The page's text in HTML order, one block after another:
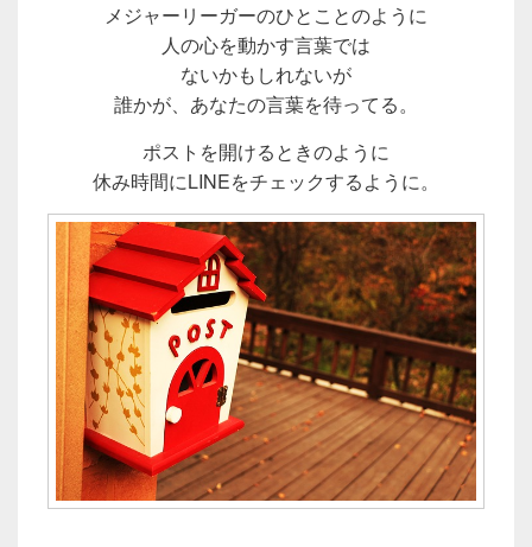
メジャーリーガーのひとことのように
人の心を動かす言葉では
ないかもしれないが
誰かが、あなたの言葉を待ってる。
ポストを開けるときのように
休み時間にLINEをチェックするように。